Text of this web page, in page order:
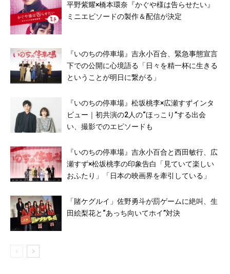
平野紫耀×橋本環奈『かぐや様は告らせたい』
ミニエピソードの製作＆配信が決定
『いのちの停車場』吉永小百合、緊急事態宣言
下での公開に心境語る「日々を精一杯に生きる
ということが明日に繋がる」
『いのちの停車場』松坂桃李×広瀬すずインタ
ビュー｜初共演の2人の“ほっこり”する出会
い、撮影でのエピソードも
『いのちの停車場』吉永小百合と西田敏行、広
瀬すず×松坂桃李の印象告白「見ていて楽しい
おふたり」「日本の映画界を牽引している」
「賭ケグルイ」佐野勇斗が罰ゲームに絶叫、生
田絵梨花と“あっち向いてホイ”対決